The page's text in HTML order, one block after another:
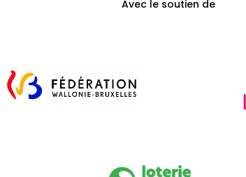
Avec le soutien de